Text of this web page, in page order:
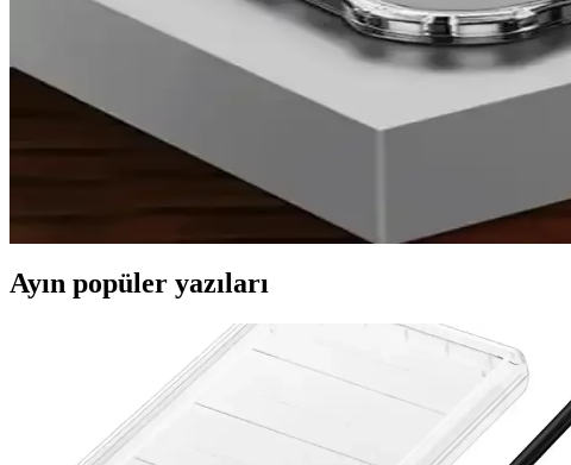
Fibaks iPhone 7 kamera korumalı kılıf, yüksek kenarlarıyla kamerayı
Spoyi Marka Retro Tasarımlı iPhone 7 ve 8 Kılıfları ile
Spoyi’nin retro tasarımlı glossy iPhone 7 ve 8 kılıfları, şık görünüm ve
iPhone 13 ve 14 için en iyi koruyucu kılıf seçimleri ve
iPhone 13 ve 14 modelleri için çeşitli kılıf seçenekleri, malzeme
Ayın popüler yazıları